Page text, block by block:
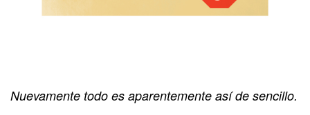
Nuevamente todo es aparentemente así de sencillo.